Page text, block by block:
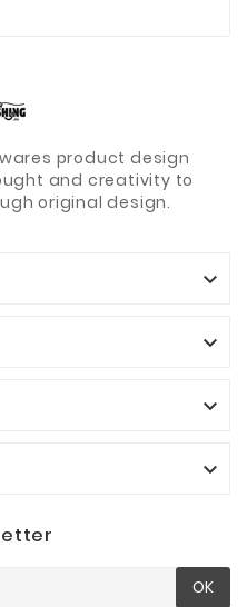
product design
and creativity to
original design.




OK